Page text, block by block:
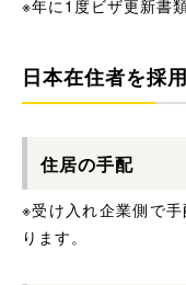
※年に1度ビザ更新書
日本在住者を採
住居の手配
※受け入れ企業側で
ります。